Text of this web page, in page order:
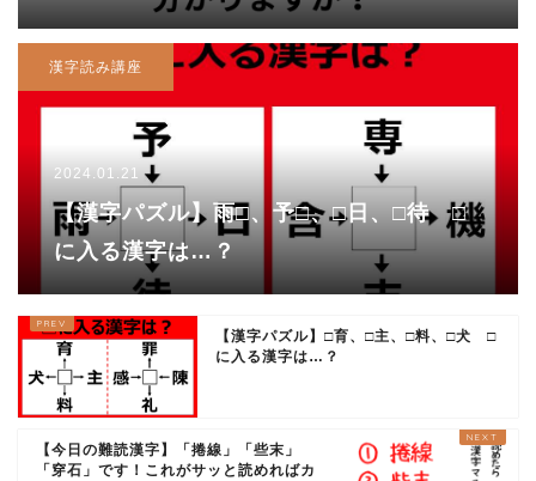
漢字読み講座
2024.01.21
【漢字パズル】雨□、予□、□日、□待 □
に入る漢字は…？
【漢字パズル】□育、□主、□料、□犬 □
に入る漢字は…？
【今日の難読漢字】「捲線」「些末」
「穿石」です！これがサッと読めればカ